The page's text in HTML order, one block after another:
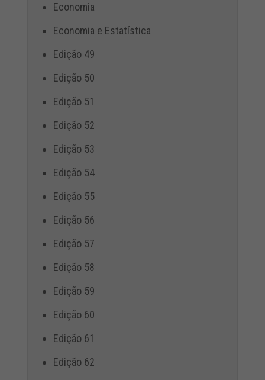
Economia
Economia e Estatística
Edição 49
Edição 50
Edição 51
Edição 52
Edição 53
Edição 54
Edição 55
Edição 56
Edição 57
Edição 58
Edição 59
Edição 60
Edição 61
Edição 62